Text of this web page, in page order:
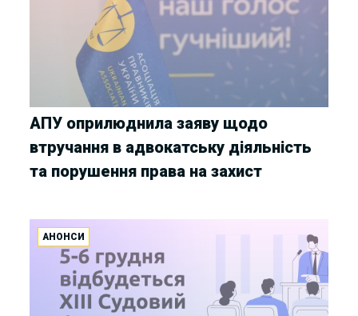
АПУ оприлюднила заяву щодо
втручання в адвокатську діяльність
та порушення права на захист
АНОНСИ